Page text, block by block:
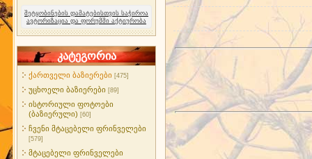
შეტყობინების დამატებისთვის საჭიროა
ავტორიზაცია და ფორუმში აქტიურობა
კატეგორია
ქართველი ბაზიერები [475]
უცხოელი ბაზიერები [89]
ისტორიული ფოტოები
(ბაზიერული) [60]
ჩვენი მტაცებელი ფრინველები
[579]
მტაცებელი ფრინველები